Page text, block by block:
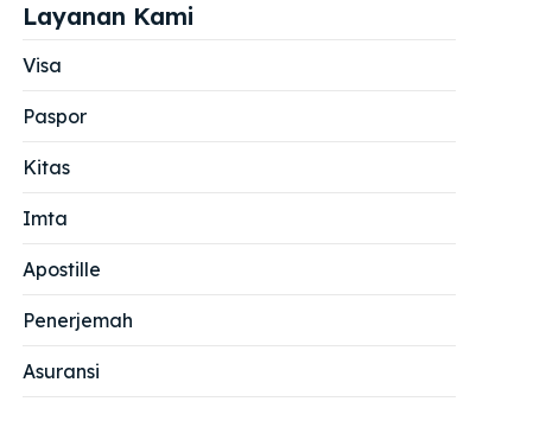
Cari
Cari
Layanan Kami
Visa
Paspor
Kitas
Imta
Apostille
Penerjemah
Asuransi